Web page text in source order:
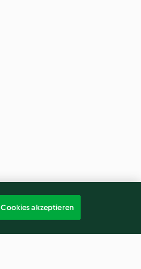
Cookies akzeptieren